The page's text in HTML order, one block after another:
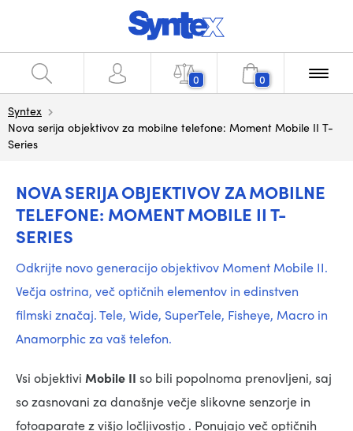
0 0
Syntex
Nova serija objektivov za mobilne telefone: Moment Mobile II T-
Series
NOVA SERIJA OBJEKTIVOV ZA MOBILNE
TELEFONE: MOMENT MOBILE II T-
SERIES
Odkrijte novo generacijo objektivov Moment Mobile II.
Večja ostrina, več optičnih elementov in edinstven
filmski značaj. Tele, Wide, SuperTele, Fisheye, Macro in
Anamorphic za vaš telefon.
Vsi objektivi Mobile II so bili popolnoma prenovljeni, saj
so zasnovani za današnje večje slikovne senzorje in
fotoaparate z višjo ločljivostjo . Ponujajo več optičnih